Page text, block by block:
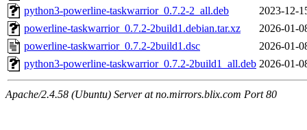
python3-powerline-taskwarrior_0.7.2-2_all.deb
2023-12-
powerline-taskwarrior_0.7.2-2build1.debian.tar.xz
2026-01-
powerline-taskwarrior_0.7.2-2build1.dsc
2026-01-
python3-powerline-taskwarrior_0.7.2-2build1_all.deb 2026-01-
Apache/2.4.58 (Ubuntu) Server at no.mirrors.blix.com Port 80